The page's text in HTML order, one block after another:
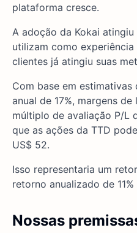
plataforma cresce.
A adoção da Kokai
utilizam como
clientes já atingiu suas
Com base em
anual de 17%, margens
múltiplo de avaliação P/L
que as ações da TTD
US$ 52.
Isso representaria um
retorno anualizado de
Nossas